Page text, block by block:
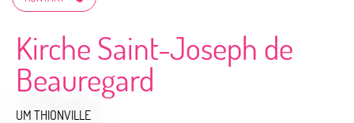
Kirche Saint-Joseph de
Beauregard
UM THIONVILLE